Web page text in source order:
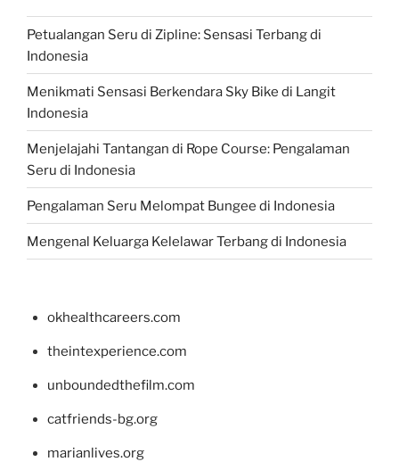
Petualangan Seru di Zipline: Sensasi Terbang di
Indonesia
Menikmati Sensasi Berkendara Sky Bike di Langit
Indonesia
Menjelajahi Tantangan di Rope Course: Pengalaman
Seru di Indonesia
Pengalaman Seru Melompat Bungee di Indonesia
Mengenal Keluarga Kelelawar Terbang di Indonesia
okhealthcareers.com
theintexperience.com
unboundedthefilm.com
catfriends-bg.org
marianlives.org